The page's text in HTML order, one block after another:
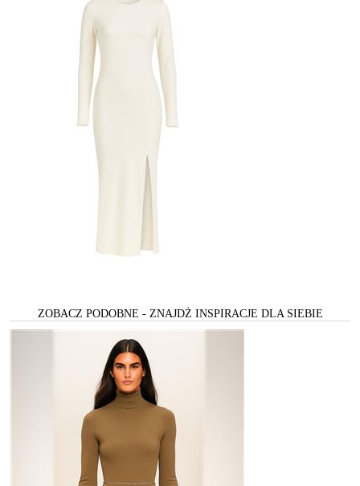
ZOBACZ PODOBNE - ZNAJDŻ INSPIRACJE DLA SIEBIE